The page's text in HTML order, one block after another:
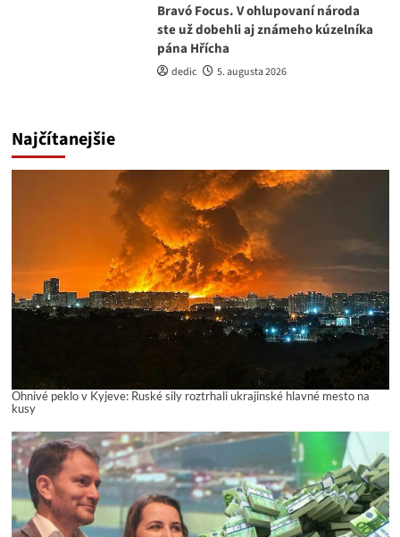
Bravó Focus. V ohlupovaní národa
ste už dobehli aj známeho kúzelníka
pána Hřícha
dedic 5. augusta 2026
Najčítanejšie
Ohnivé peklo v Kyjeve: Ruské sily roztrhali ukrajinské hlavné mesto na
kusy